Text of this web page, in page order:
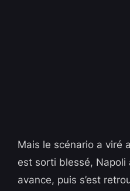
Mais le scénario a viré
est sorti blessé, Napoli
avance, puis s’est